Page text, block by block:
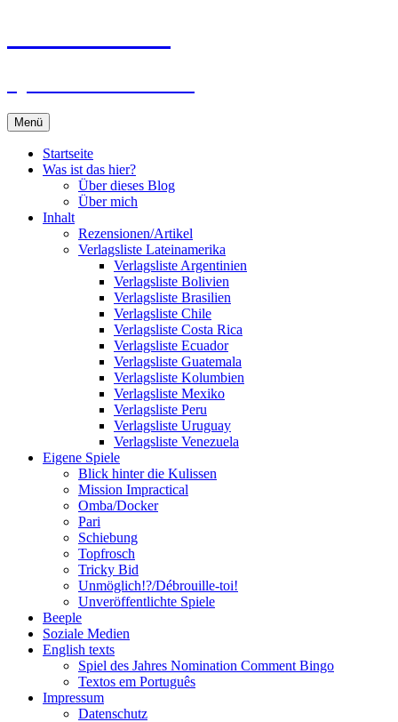
Menü
Startseite
Was ist das hier?
Über dieses Blog
Über mich
Inhalt
Rezensionen/Artikel
Verlagsliste Lateinamerika
Verlagsliste Argentinien
Verlagsliste Bolivien
Verlagsliste Brasilien
Verlagsliste Chile
Verlagsliste Costa Rica
Verlagsliste Ecuador
Verlagsliste Guatemala
Verlagsliste Kolumbien
Verlagsliste Mexiko
Verlagsliste Peru
Verlagsliste Uruguay
Verlagsliste Venezuela
Eigene Spiele
Blick hinter die Kulissen
Mission Impractical
Omba/Docker
Pari
Schiebung
Topfrosch
Tricky Bid
Unmöglich!?/Débrouille-toi!
Unveröffentlichte Spiele
Beeple
Soziale Medien
English texts
Spiel des Jahres Nomination Comment Bingo
Textos em Português
Impressum
Datenschutz